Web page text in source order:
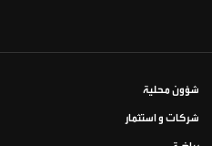
شؤون محلية
شركات و استثمار